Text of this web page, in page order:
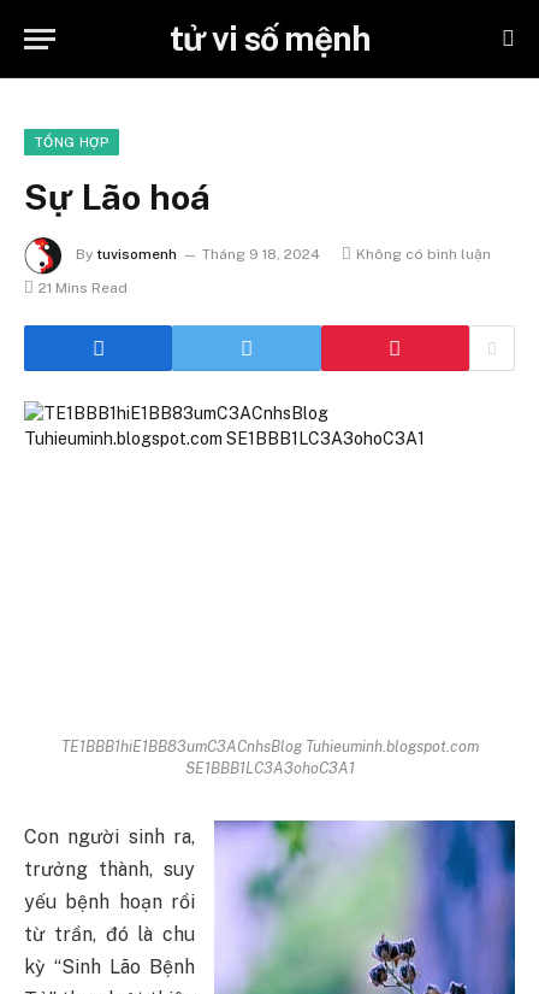
tử vi số mệnh
TỔNG HỢP
Sự Lão hoá
By tuvisomenh Tháng 9 18, 2024
Không có bình luận
21 Mins Read
TE1BBB1hiE1BB83umC3ACnhsBlog Tuhieuminh.blogspot.com
SE1BBB1LC3A3ohoC3A1
Con người sinh ra,
trưởng thành, suy
yếu bệnh hoạn rồi
từ trần, đó là chu
kỳ “Sinh Lão Bệnh